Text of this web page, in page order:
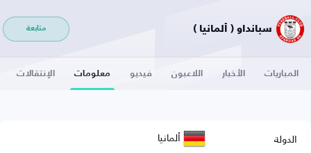
سبانداو ( ألمانيا ) متابعة
المباريات الأخبار اللاعبون فيديو معلومات الإنتقالات
الدولة ألمانيا